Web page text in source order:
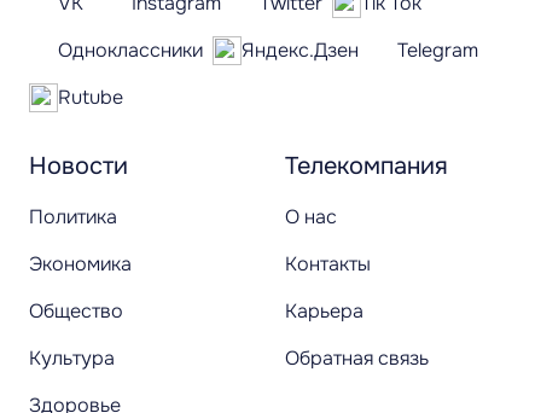
Новости
Политика
Экономика
Общество
Культура
Здоровье
Телекомпания
О нас
Контакты
Карьера
Обратная связь
Одноклассники
Яндекс.Дзен
Telegram
Rutube